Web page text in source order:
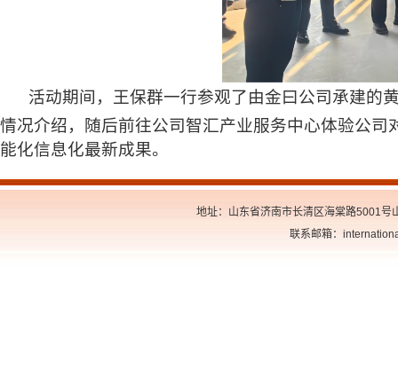
活动期间，王保群一行参观了由金曰 公司承建的
情况介绍，随后前往公司智汇产业服务中心体验公
能化信息化最新成果。
地址：山东省济南市长清区海棠路5001
联系邮箱：